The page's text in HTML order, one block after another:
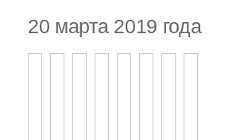
20 марта 2019 года